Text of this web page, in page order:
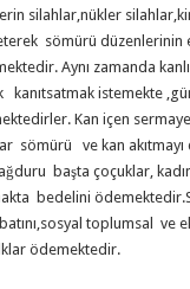
silahlar,nükler
sömürü düzenlerinin
Aynı zamanda kanlı
kanıtsatmak istemekte
Kan içen
sömürü ve kan
başta çoçuklar,
bedelini
toplumsal
ödemektedir.